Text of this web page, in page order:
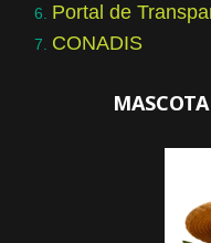
Portal de
CONADIS